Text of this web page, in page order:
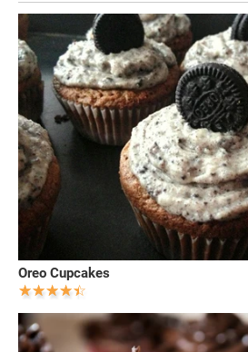
Oreo Cupcakes